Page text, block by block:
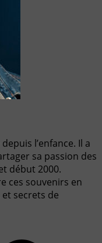
l’enfance. Il a
sa passion des
début 2000.
ces souvenirs en
secrets de